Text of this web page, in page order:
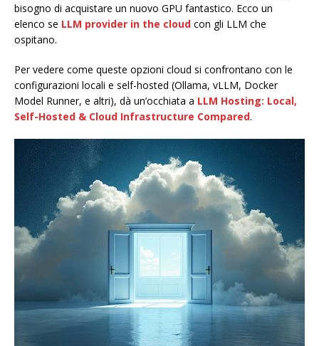
bisogno di acquistare un nuovo GPU fantastico. Ecco un
elenco se LLM provider in the cloud con gli LLM che
ospitano.
Per vedere come queste opzioni cloud si confrontano con le
configurazioni locali e self-hosted (Ollama, vLLM, Docker
Model Runner, e altri), dà un’occhiata a LLM Hosting: Local,
Self-Hosted & Cloud Infrastructure Compared.